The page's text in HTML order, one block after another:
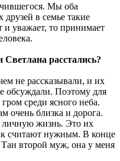
Мы оба
в семье такие
уважает, то принимает
расстались?
не рассказывали, и их
обсуждали. Поэтому для
среди ясного неба.
очень близка и дорога.
жизнь. Это их
считают нужным. В конце
второй муж, она у меня